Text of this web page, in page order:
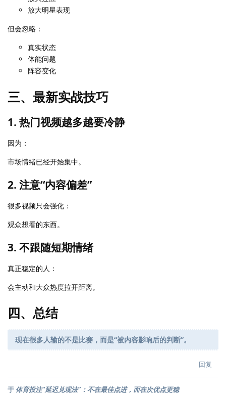
放大明星表现
但会忽略：
真实状态
体能问题
阵容变化
三、最新实战技巧
1. 热门视频越多越要冷静
因为：
市场情绪已经开始集中。
2. 注意“内容偏差”
很多视频只会强化：
观众想看的东西。
3. 不跟随短期情绪
真正稳定的人：
会主动和大众热度拉开距离。
四、总结
现在很多人输的不是比赛，而是“被内容影响后的判断”。
回复
于 体育投注“延迟兑现法”：不在最佳点进，而在次优点更稳